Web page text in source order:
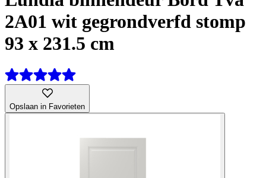
2A01 wit gegrondverfd stomp
93 x 231.5 cm
Opslaan in Favorieten